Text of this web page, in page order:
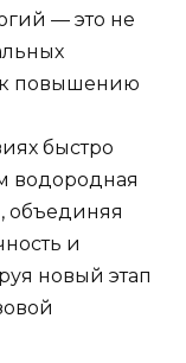
— это не
к повышению
быстро
водородная
объединяя
и
новый этап